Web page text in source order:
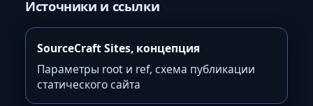
Источники и ссылки
SourceCraft Sites, концепция
Параметры root и ref, схема публикации
статического сайта